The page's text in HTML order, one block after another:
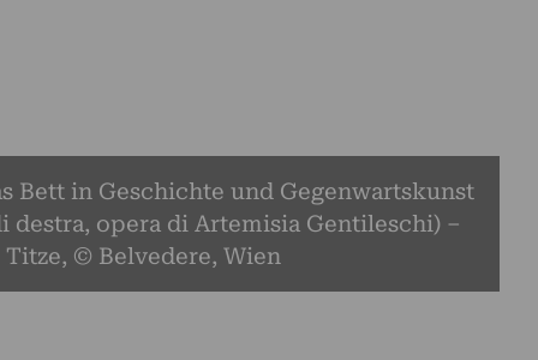
Bett in Geschichte und Gegenwartskunst
destra, opera di Artemisia Gentileschi) –
© Belvedere, Wien